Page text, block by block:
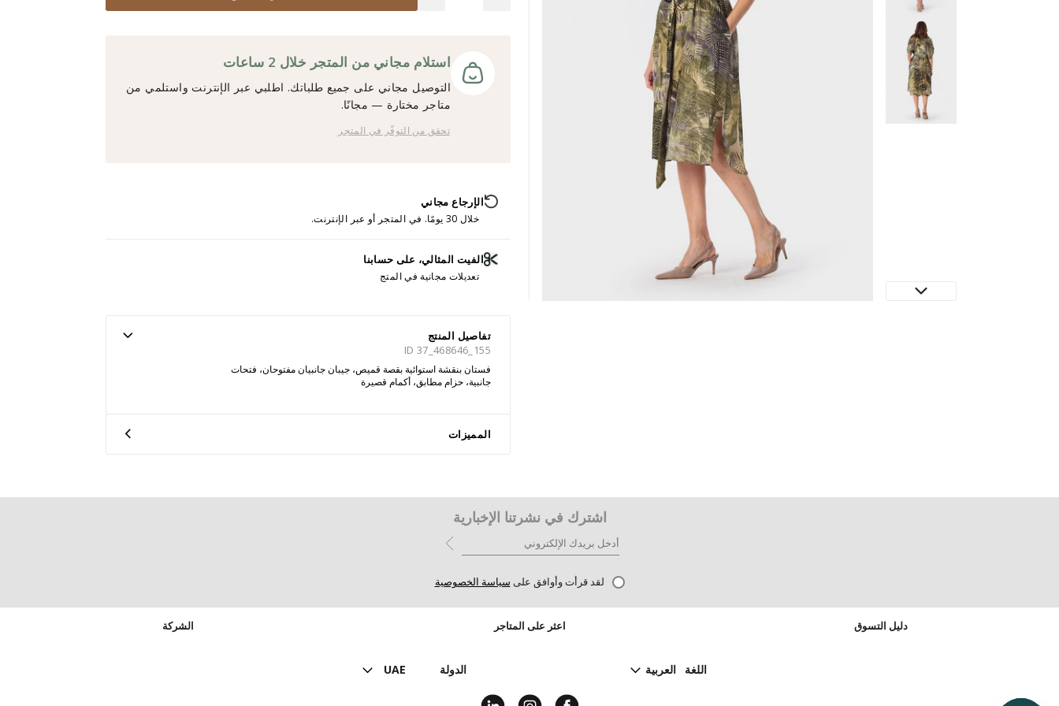
استلام مجاني من المتجر خلال 2 ساعات
التوصيل مجاني على جميع طلباتك. اطلبي عبر الإنترنت واستلمي من
متاجر مختارة — مجانًا.
تحقق من التوفّر في المتجر
الإرجاع مجاني
خلال 30 يومًا. في المتجر أو عبر الإنترنت.
الفيت المثالي، على حسابنا
تعديلات مجانية في المتج
تفاصيل المنتج
ID 37_468646_155
فستان بنقشة استوائية بقصة قميص، جيبان جانبيان مفتوحان، فتحات
جانبية، حزام مطابق، أكمام قصيرة
المميزات
اشترك في نشرتنا الإخبارية
لقد قرأت وأوافق على سياسة الخصوصية
دليل التسوق اعثر على المتاجر الشركة
اللغة العربية الدولة UAE